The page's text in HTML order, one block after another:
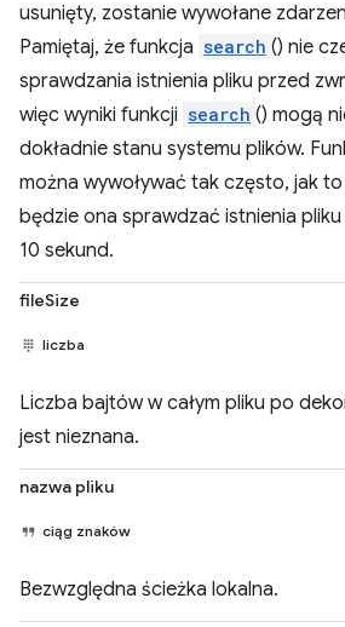
usunięty, zostanie wywołane
Pamiętaj, że funkcja search () nie
sprawdzania istnienia pliku przed
więc wyniki funkcji search () mogą
dokładnie stanu systemu plików.
można wywoływać tak często, jak
będzie ona sprawdzać istnienia
10 sekund.
fileSize
liczba
Liczba bajtów w całym pliku po
jest nieznana.
nazwa pliku
ciąg znaków
Bezwzględna ścieżka lokalna.